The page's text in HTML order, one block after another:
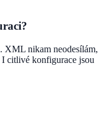
XML nikam neodesílám,
citlivé konfigurace jsou